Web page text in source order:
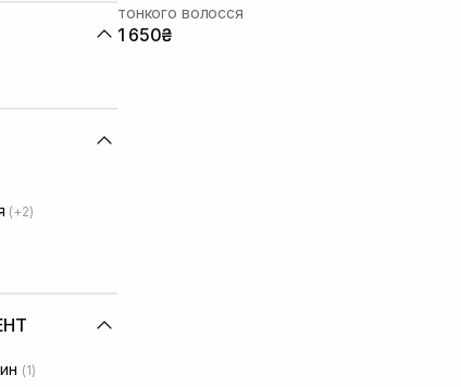
(+2)
(1)
тонкого волосся
1 650₴